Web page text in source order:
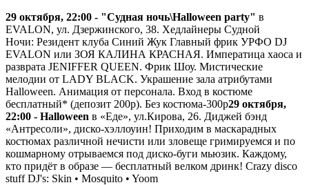
29 октября, 22:00 - "Судная ночь\Halloween party" в
EVALON, ул. Дзержинского, 38. Хедлайнеры Судной
Ночи: Резидент клуба Синий Жук Главный фрик УРФО DJ
EVALON или ЗОЯ КАЛИНА КРАСНАЯ. Императица хаоса и
разврата JENIFFER QUEEN. Фрик Шоу. Мистические
мелодии от LADY BLACK. Украшение зала атрибутами
Halloween. Анимация от персонала. Вход в костюме
бесплатный* (депозит 200р). Без костюма-300р29 октября,
22:00 - Halloween в «Еде», ул.Кирова, 26. Диджей бэнд
«Антресоли», диско-хэллоуин! Приходим в маскарадных
костюмах различной нечисти или зловеще гримируемся и по
кошмарному отрываемся под диско-буги мьюзик. Каждому,
кто придёт в образе — бесплатный велком дринк! Crazy disco
stuff DJ's: Skin • Mosquito • Yoom